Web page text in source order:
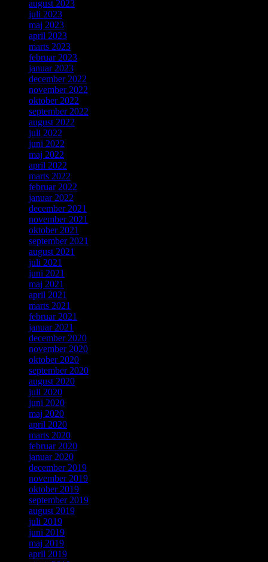
august 2023
juli 2023
maj 2023
april 2023
marts 2023
februar 2023
januar 2023
december 2022
november 2022
oktober 2022
september 2022
august 2022
juli 2022
juni 2022
maj 2022
april 2022
marts 2022
februar 2022
januar 2022
december 2021
november 2021
oktober 2021
september 2021
august 2021
juli 2021
juni 2021
maj 2021
april 2021
marts 2021
februar 2021
januar 2021
december 2020
november 2020
oktober 2020
september 2020
august 2020
juli 2020
juni 2020
maj 2020
april 2020
marts 2020
februar 2020
januar 2020
december 2019
november 2019
oktober 2019
september 2019
august 2019
juli 2019
juni 2019
maj 2019
april 2019